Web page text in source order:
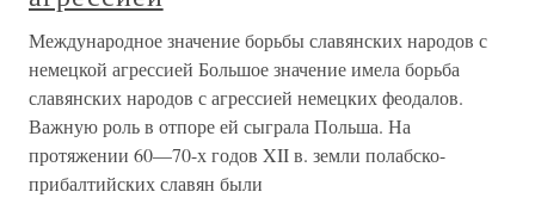
Международное значение борьбы славянских народов с
немецкой агрессией Большое значение имела борьба
славянских народов с агрессией немецких феодалов.
Важную роль в отпоре ей сыграла Польша. На
протяжении 60—70-х годов XII в. земли полабско-
прибалтийских славян были